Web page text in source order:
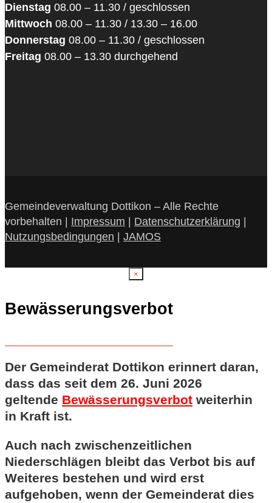
Dienstag 08.00 – 11.30 / geschlossen
Mittwoch 08.00 – 11.30 / 13.30 – 16.00
Donnerstag 08.00 – 11.30 / geschlossen
Freitag 08.00 – 13.30 durchgehend
Gemeindeverwaltung Dottikon – Alle Rechte
vorbehalten | Impressum | Datenschutzerklärung |
Nutzungsbedingungen | JAMOS
×
Bewässerungsverbot
Der Gemeinderat Dottikon erinnert daran,
dass das seit dem 26. Juni 2026
geltende Bewässerungsverbot weiterhin
in Kraft ist.
Auch nach zwischenzeitlichen
Niederschlägen bleibt das Verbot bis auf
Weiteres bestehen und wird erst
aufgehoben, wenn der Gemeinderat dies